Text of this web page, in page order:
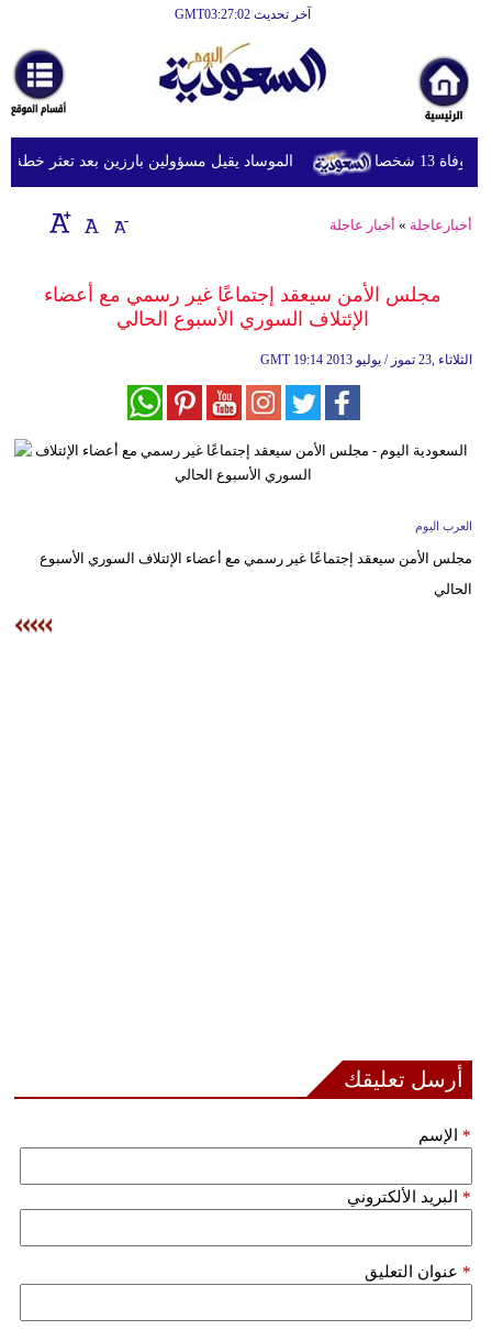
آخر تحديث GMT03:27:02
أخبارعاجلة
رياضة
ثقافة
إقتصاد
وموسيقى
ديكور
الموساد يقيل مسؤولين بارزين بعد تعثر خطة شخصا
أخبارعاجلة » أخبار عاجلة
مجلس الأمن سيعقد إجتماعًا غير رسمي مع أعضاء
الإئتلاف السوري الأسبوع الحالي
GMT 19:14 2013 الثلاثاء ,23 تموز / يوليو
العرب اليوم
مجلس الأمن سيعقد إجتماعًا غير رسمي مع أعضاء الإئتلاف السوري الأسبوع
الحالي
أرسل تعليقك
الإسم *
البريد الألكتروني *
عنوان التعليق *